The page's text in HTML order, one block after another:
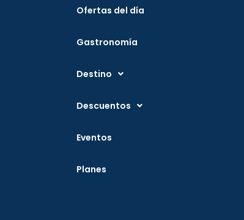
Ofertas del día
Gastronomía
Destino
Descuentos
Eventos
Planes